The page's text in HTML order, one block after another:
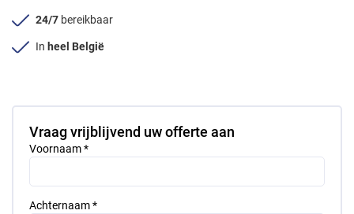
24/7 bereikbaar
In heel België
Vraag vrijblijvend uw offerte aan
Voornaam *
Achternaam *